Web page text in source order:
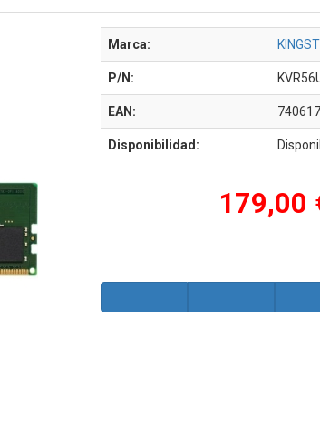
Marca:
P/N:
EAN:
Disponibilidad:
179,00